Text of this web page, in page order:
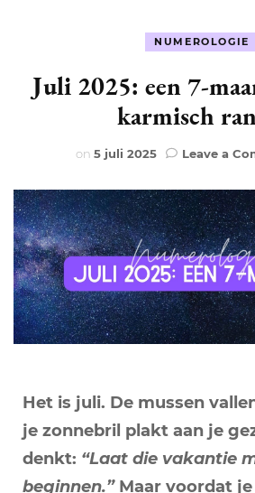
NUMEROLOGIE
Juli 2025: een 7-
karmisch
on 5 juli 2025 Leave a
Het is juli. De mussen
je zonnebril plakt aan je
denkt: “Laat die vakantie
beginnen.”Maar voordat